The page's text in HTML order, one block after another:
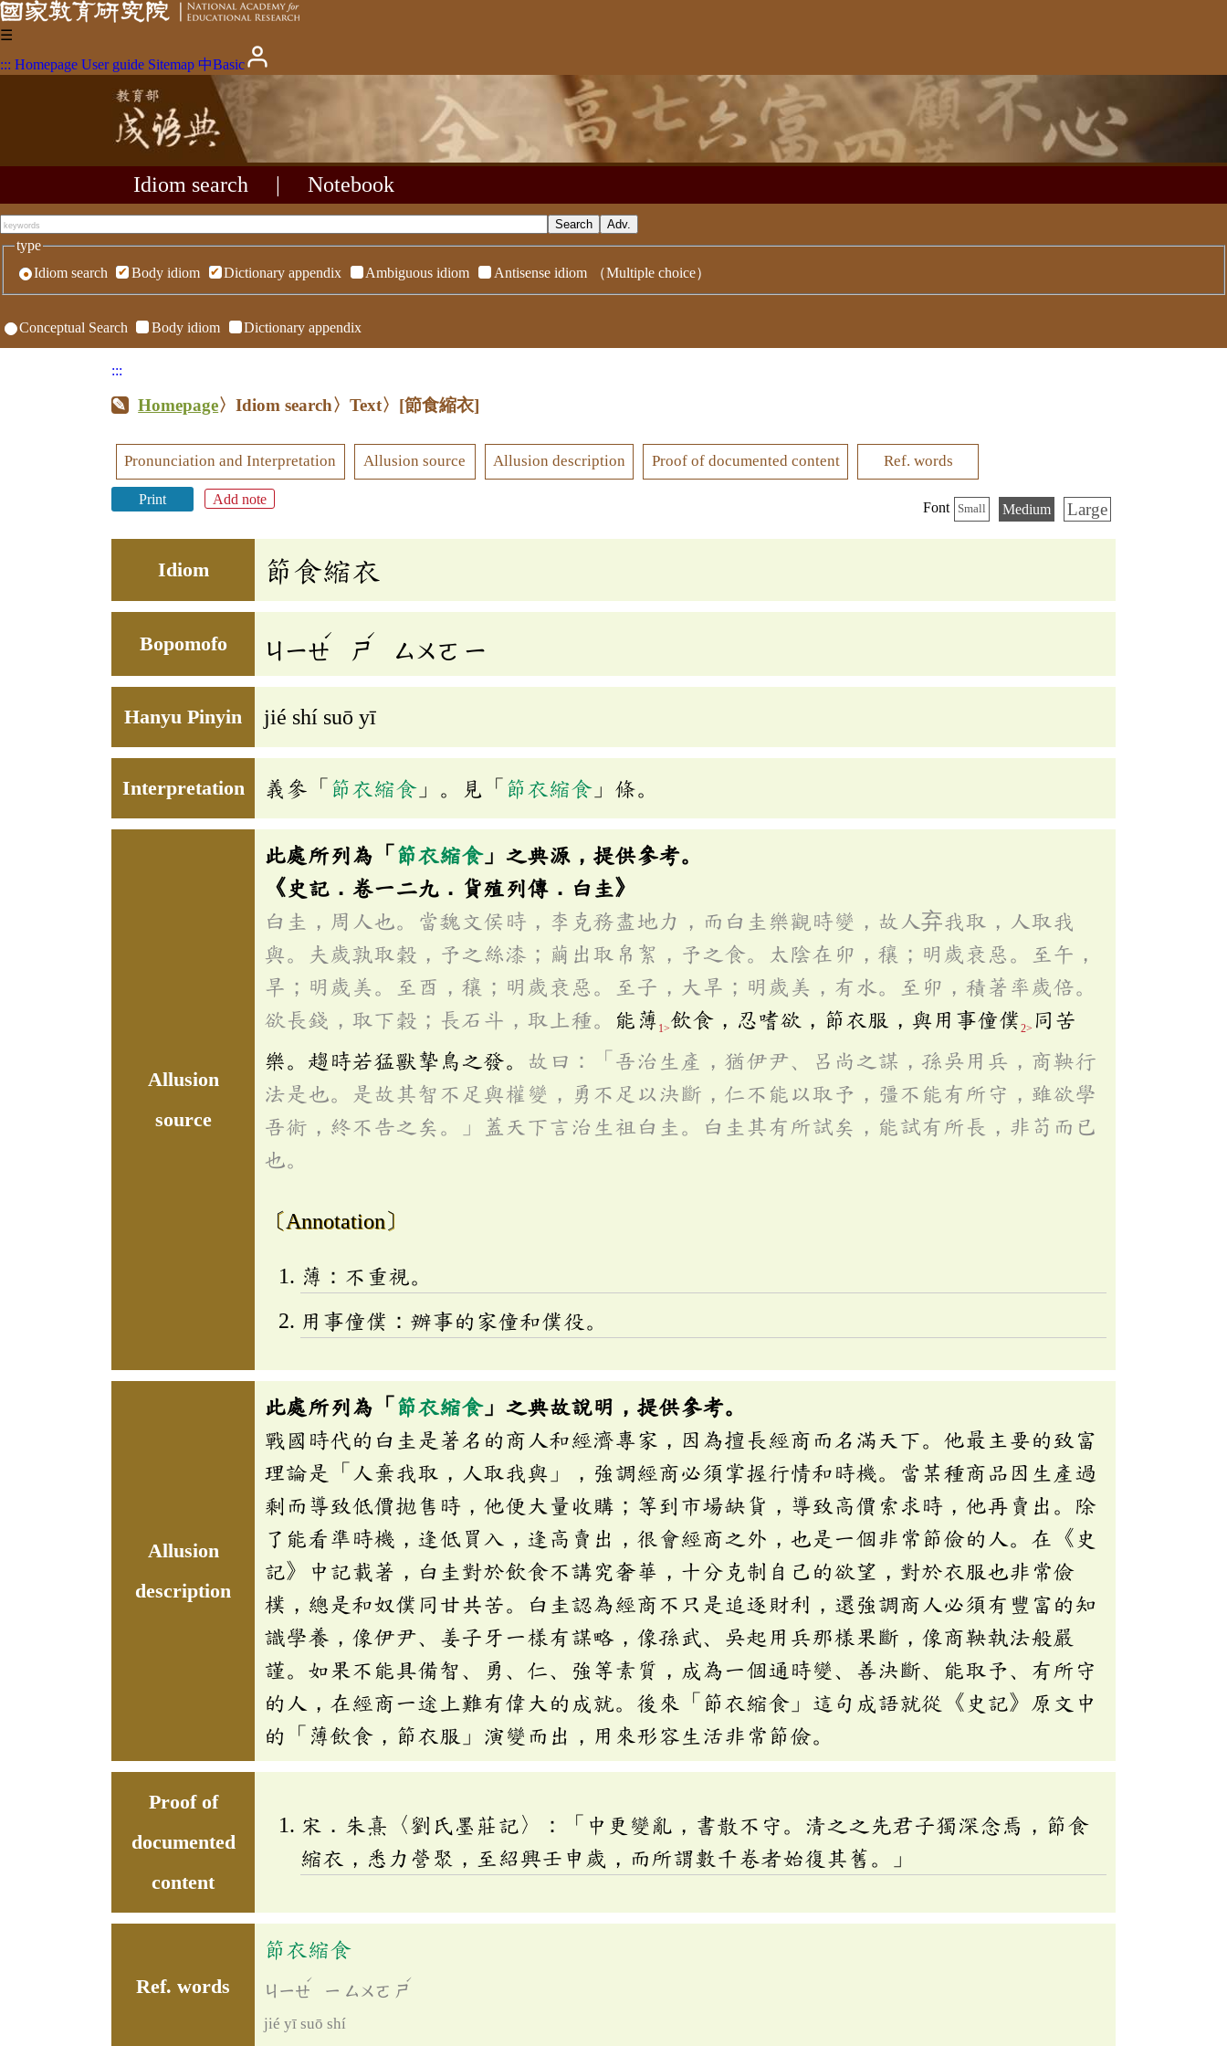
☰
::: Homepage User guide Sitemap 中Basic
Idiom search Notebook
type
Idiom search
Body idiom Dictionary appendix Ambiguous idiom Antisense idiom （Multiple choice）
Conceptual Search Body idiom Dictionary appendix
:::
Homepage〉Idiom search〉Text〉 [節食縮衣]
Pronunciation and Interpretation Allusion source Allusion description Proof of documented content Ref. words
Print Add note
Font Small Medium Large
Idiom 節食縮衣
Bopomofo ㄐㄧㄝ
ˊ
ㄕ
ˊ
ㄙㄨㄛ ㄧ
Hanyu Pinyin jié shí suō yī
Interpretation 義參「 節衣縮食 」。見「 節衣縮食 」條。
Allusion
source
此處所列為「 節衣縮食」之典源，提供參考。
《史記．卷一二九．貨殖列傳．白圭》
白圭，周人也。當魏文侯時，李克務盡地力，而白圭樂觀時變，故人弃我取，人取我
與。夫歲孰取穀，予之絲漆；繭出取帛絮，予之食。太陰在卯，穰；明歲衰惡。至午，
旱；明歲美。至酉，穰；明歲衰惡。至子，大旱；明歲美，有水。至卯，積著率歲倍。
欲長錢，取下穀；長石斗，取上種。
能薄 1>飲食，忍嗜欲，節衣服，與用事僮僕2> 同苦
樂。趨時若猛獸摯鳥之發。 故曰：「吾治生產，猶伊尹、呂尚之謀，孫吳用兵，商鞅行
法是也。是故其智不足與權變，勇不足以決斷，仁不能以取予，彊不能有所守，雖欲學
吾術，終不告之矣。」蓋天下言治生祖白圭。白圭其有所試矣，能試有所長，非苟而已
也。
〔Annotation〕
薄：不重視。
用事僮僕：辦事的家僮和僕役。
Allusion
description
此處所列為「 節衣縮食」之典故說明，提供參考。
戰國時代的白圭是著名的商人和經濟專家，因為擅長經商而名滿天下。他最主要的致富
理論是「人棄我取，人取我與」，強調經商必須掌握行情和時機。當某種商品因生產過
剩而導致低價拋售時，他便大量收購；等到市場缺貨，導致高價索求時，他再賣出。除
了能看準時機，逢低買入，逢高賣出，很會經商之外，也是一個非常節儉的人。在《史
記》中記載著，白圭對於飲食不講究奢華，十分克制自己的欲望，對於衣服也非常儉
樸，總是和奴僕同甘共苦。白圭認為經商不只是追逐財利，還強調商人必須有豐富的知
識學養，像伊尹、姜子牙一樣有謀略，像孫武、吳起用兵那樣果斷，像商鞅執法般嚴
謹。如果不能具備智、勇、仁、強等素質，成為一個通時變、善決斷、能取予、有所守
的人，在經商一途上難有偉大的成就。後來「節衣縮食」這句成語就從《史記》原文中
的「薄飲食，節衣服」演變而出，用來形容生活非常節儉。
Proof of
documented
content
宋．朱熹〈劉氏墨莊記〉：「中更變亂，書散不守。清之之先君子獨深念焉，節食
縮衣，悉力營聚，至紹興壬申歲，而所謂數千卷者始復其舊。」
Ref. words
節衣縮食
ㄐㄧㄝ
ˊ
ㄧ ㄙㄨㄛ ㄕ
ˊ
jié yī suō shí